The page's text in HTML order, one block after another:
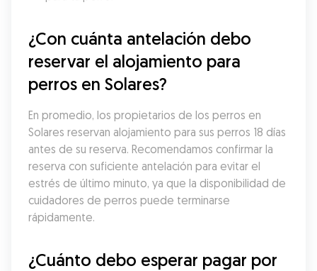
¿Con cuánta antelación debo
reservar el alojamiento para
perros en Solares?
En promedio, los propietarios de los perros en
Solares reservan alojamiento para sus perros 18 días
antes de su reserva. Recomendamos confirmar la
reserva con suficiente antelación para evitar el
estrés de último minuto, ya que la disponibilidad de
cuidadores de perros puede terminarse
rápidamente.
¿Cuánto debo esperar pagar por